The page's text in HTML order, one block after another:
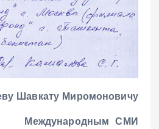
Шавкату Миромоновичу
Международным СМИ